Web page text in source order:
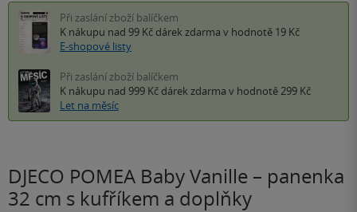
Při zaslání zboží balíčkem
K nákupu nad 99 Kč dárek zdarma v hodnotě 19 Kč
E-shopové listy
Při zaslání zboží balíčkem
K nákupu nad 999 Kč dárek zdarma v hodnotě 299 Kč
Let na měsíc
DJECO POMEA Baby Vanille – panenka
32 cm s kufříkem a doplňky